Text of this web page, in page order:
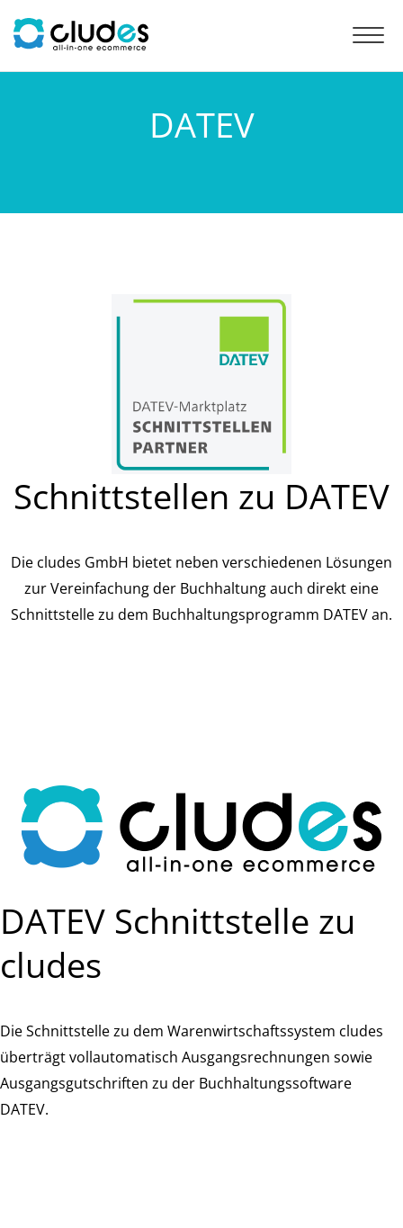
DATEV
Schnittstellen zu DATEV
Die cludes GmbH bietet neben verschiedenen Lösungen
zur Vereinfachung der Buchhaltung auch direkt eine
Schnittstelle zu dem Buchhaltungsprogramm DATEV an.
DATEV Schnittstelle zu
cludes
Die Schnittstelle zu dem Warenwirtschaftssystem cludes
überträgt vollautomatisch Ausgangsrechnungen sowie
Ausgangsgutschriften zu der Buchhaltungssoftware
DATEV.